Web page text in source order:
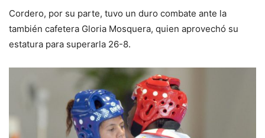
Cordero, por su parte, tuvo un duro combate ante la
también cafetera Gloria Mosquera, quien aprovechó su
estatura para superarla 26-8.